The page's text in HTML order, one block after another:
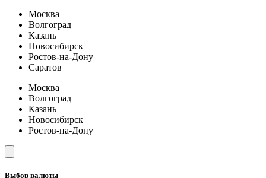
Москва
Волгоград
Казань
Новосибирск
Ростов-на-Дону
Саратов
Москва
Волгоград
Казань
Новосибирск
Ростов-на-Дону
Выбор валюты